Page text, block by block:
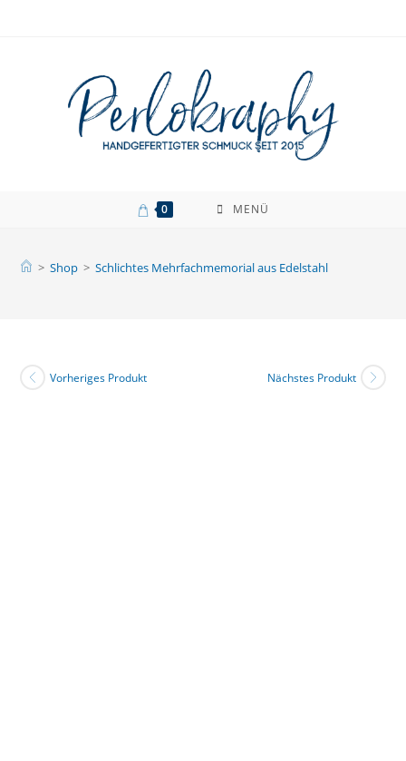
0 MENÜ
> Shop > Schlichtes Mehrfachmemorial aus Edelstahl
Vorheriges Produkt Nächstes Produkt